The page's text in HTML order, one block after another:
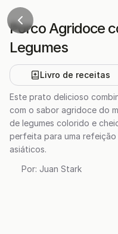
Porco Agridoce
Legumes
Livro de receitas
Este prato delicioso
com o sabor agridoce do
de legumes colorido e
perfeita para uma
asiáticos.
Por: Juan Stark